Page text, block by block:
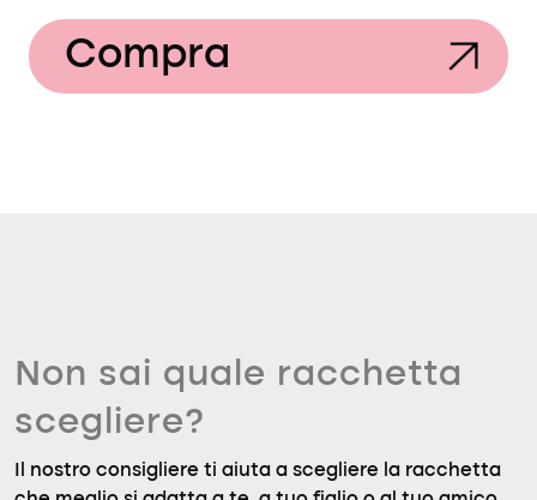
Compra
Non sai quale racchetta
scegliere?
Il nostro consigliere ti aiuta a scegliere la racchetta